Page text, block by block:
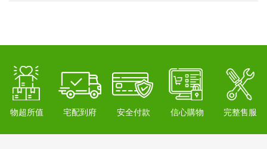
物超所值 宅配到府 安全付款 信心購物 完整售服